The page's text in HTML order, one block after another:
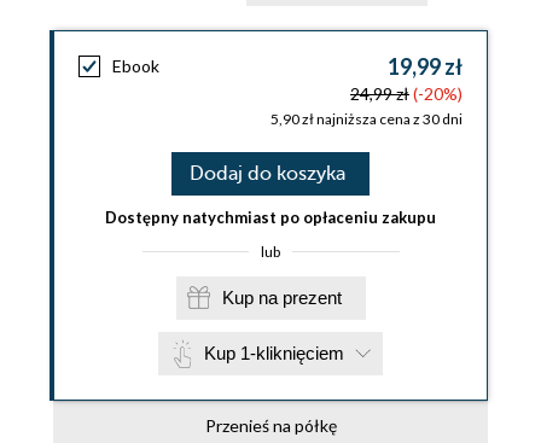
Ebook 19,99 zł
24,99 zł(-20%)
5,90 zł najniższa cena z 30 dni
Dodaj do koszyka
Dostępny natychmiast po opłaceniu zakupu
lub
Kup na prezent
Kup 1-kliknięciem
Przenieś na półkę